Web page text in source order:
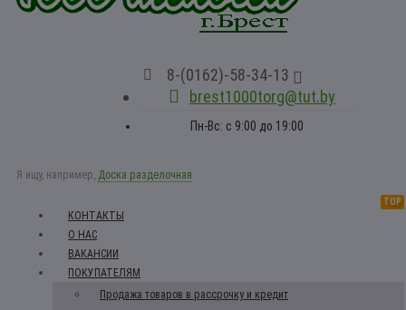
8-(0162)-58-34-13
brest1000torg@tut.by
Пн-Вс: с 9:00 до 19:00
Я ищу, например, Доска разделочная
КОНТАКТЫ
О НАС
ВАКАНСИИ
ПОКУПАТЕЛЯМ
Продажа товаров в рассрочку и кредит
TOP